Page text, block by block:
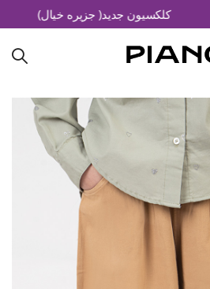
کلکسیون جدید( جزیره خیال)